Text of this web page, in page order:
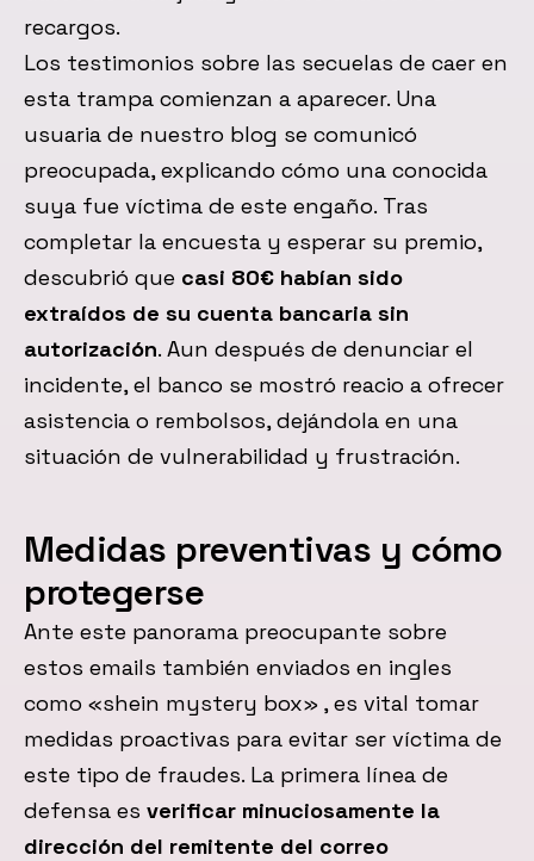
recargos.
Los testimonios sobre las secuelas de caer en
esta trampa comienzan a aparecer. Una
usuaria de nuestro blog se comunicó
preocupada, explicando cómo una conocida
suya fue víctima de este engaño. Tras
completar la encuesta y esperar su premio,
descubrió que casi 80€ habían sido
extraídos de su cuenta bancaria sin
autorización. Aun después de denunciar el
incidente, el banco se mostró reacio a ofrecer
asistencia o rembolsos, dejándola en una
situación de vulnerabilidad y frustración.
Medidas preventivas y cómo
protegerse
Ante este panorama preocupante sobre
estos emails también enviados en ingles
como «shein mystery box» , es vital tomar
medidas proactivas para evitar ser víctima de
este tipo de fraudes. La primera línea de
defensa es verificar minuciosamente la
dirección del remitente del correo